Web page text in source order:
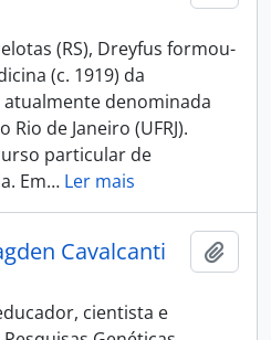
(RS), Dreyfus formou-
(c. 1919) da
denominada
de Janeiro (UFRJ).
particular de
Em… Ler mais
Cavalcanti
cientista e